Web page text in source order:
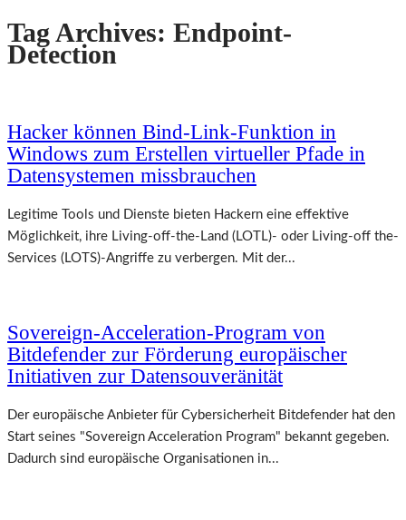
Tag Archives: Endpoint-
Detection
Hacker können Bind-Link-Funktion in
Windows zum Erstellen virtueller Pfade in
Datensystemen missbrauchen
Legitime Tools und Dienste bieten Hackern eine effektive
Möglichkeit, ihre Living-off-the-Land (LOTL)- oder Living-off the-
Services (LOTS)-Angriffe zu verbergen. Mit der...
Sovereign-Acceleration-Program von
Bitdefender zur Förderung europäischer
Initiativen zur Datensouveränität
Der europäische Anbieter für Cybersicherheit Bitdefender hat den
Start seines "Sovereign Acceleration Program" bekannt gegeben.
Dadurch sind europäische Organisationen in...